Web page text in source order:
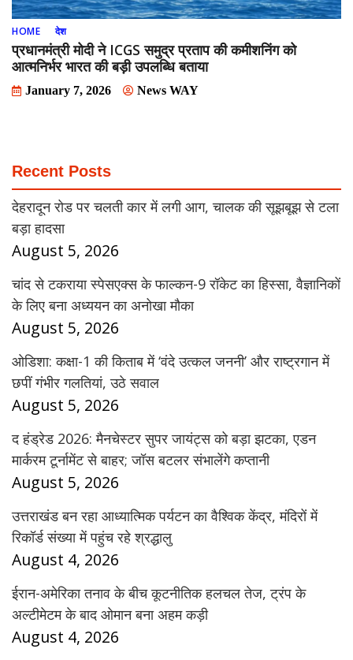
HOME देश
प्रधानमंत्री मोदी ने ICGS समुद्र प्रताप की कमीशनिंग को
आत्मनिर्भर भारत की बड़ी उपलब्धि बताया
January 7, 2026 News WAY
Recent Posts
देहरादून रोड पर चलती कार में लगी आग, चालक की सूझबूझ से टला
बड़ा हादसा
August 5, 2026
चांद से टकराया स्पेसएक्स के फाल्कन-9 रॉकेट का हिस्सा, वैज्ञानिकों
के लिए बना अध्ययन का अनोखा मौका
August 5, 2026
ओडिशा: कक्षा-1 की किताब में ‘वंदे उत्कल जननी’ और राष्ट्रगान में
छपीं गंभीर गलतियां, उठे सवाल
August 5, 2026
द हंड्रेड 2026: मैनचेस्टर सुपर जायंट्स को बड़ा झटका, एडन
मार्करम टूर्नामेंट से बाहर; जॉस बटलर संभालेंगे कप्तानी
August 5, 2026
उत्तराखंड बन रहा आध्यात्मिक पर्यटन का वैश्विक केंद्र, मंदिरों में
रिकॉर्ड संख्या में पहुंच रहे श्रद्धालु
August 4, 2026
ईरान-अमेरिका तनाव के बीच कूटनीतिक हलचल तेज, ट्रंप के
अल्टीमेटम के बाद ओमान बना अहम कड़ी
August 4, 2026